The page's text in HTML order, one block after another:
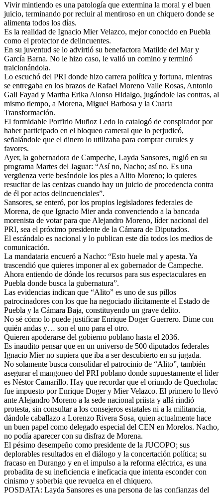
Vivir mintiendo es una patología que extermina la moral y el buen
juicio, terminando por recluir al mentiroso en un chiquero donde se
alimenta todos los días.
Es la realidad de Ignacio Mier Velazco, mejor conocido en Puebla
como el protector de delincuentes.
En su juventud se lo advirtió su benefactora Matilde del Mar y
García Barna. No le hizo caso, le valió un comino y terminó
traicionándola.
Lo escuchó del PRI donde hizo carrera política y fortuna, mientras
se entregaba en los brazos de Rafael Moreno Valle Rosas, Antonio
Gali Fayad y Martha Erika Alonso Hidalgo, jugándole las contras, al
mismo tiempo, a Morena, Miguel Barbosa y la Cuarta
Transformación.
El formidable Porfirio Muñoz Ledo lo catalogó de conspirador por
haber participado en el bloqueo cameral que lo perjudicó,
señalándole que el dinero lo utilizaba para comprar curules y
favores.
Ayer, la gobernadora de Campeche, Layda Sansores, rugió en su
programa Martes del Jaguar: “Así no, Nacho; así no. Es una
vergüenza verte besándole los pies a Alito Moreno; lo quieres
resucitar de las cenizas cuando hay un juicio de procedencia contra
de él por actos delincuenciales”.
Sansores, se enteró, por los propios legisladores federales de
Morena, de que Ignacio Mier anda convenciendo a la bancada
morenista de votar para que Alejandro Moreno, líder nacional del
PRI, sea el próximo presidente de la Cámara de Diputados.
El escándalo es nacional y lo publican este día todos los medios de
comunicación.
La mandataria encueró a Nacho: “Esto huele mal y apesta. Ya
trascendió que quieres imponer al ex gobernador de Campeche.
Ahora entiendo de dónde los recursos para sus espectaculares en
Puebla donde busca la gubernatura”.
Las evidencias indican que “Alito” es uno de sus pillos
patrocinadores con los que ha negociado ilícitamente el Estado de
Puebla y la Cámara Baja, constituyendo un grave delito.
No sé cómo lo puede justificar Enrique Doger Guerrero. Dime con
quién andas y… son el uno para el otro.
Quieren apoderarse del gobierno poblano hasta el 2036.
Es inaudito pensar que en un universo de 500 diputados federales
Ignacio Mier no supiera que iba a ser descubierto en su jugada.
No solamente busca consolidar el patrocinio de “Alito”, también
asegurar el mangoneo del PRI poblano donde supuestamente el líder
es Néstor Camarillo. Hay que recordar que el oriundo de Quecholac
fue impuesto por Enrique Doger y Mier Velazco. El primero lo llevó
ante Alejandro Moreno a la sede nacional priista y allá rindió
protesta, sin consultar a los consejeros estatales ni a la militancia,
dándole caballazo a Lorenzo Rivera Sosa, quien actualmente hace
un buen papel como delegado especial del CEN en Morelos. Nacho,
no podía aparecer con su disfraz de Morena.
El pésimo desempeño como presidente de la JUCOPO; sus
deplorables resultados en el diálogo y la concertación política; su
fracaso en Durango y en el impulso a la reforma eléctrica, es una
probadita de su ineficiencia e ineficacia que intenta esconder con
cinismo y soberbia que revuelca en el chiquero.
POSDATA: Layda Sansores es una persona de las confianzas del